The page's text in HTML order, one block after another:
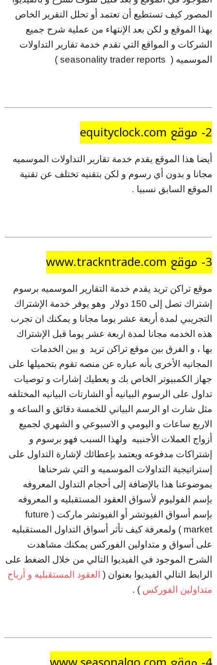
المصور كيف تستطيع أن تعتمد أو تحلل التقرير الخاص
بهذا الموقع و لكن بعد الإنتهاء من عملية شرح جميع
الشركات و المواقع التي تقدم خدمة تقارير التداولات
الموسميه ( seasonality trader reports )
2- موقع equityclock.com
أيضا هذا الموقع يقدم خدمة تقارير التداولات الموسميه
مجانا و بدون أي رسوم و لكن بتقنيه تختلف عن تقنية
الموقع السابق نسبيا .
3- موقع www.trackntrade.com
موقع تراكن تريد يقدم خدمة التقارير الموسميه برسوم
إشتراك تصل إلى 150 دولار وهو يوفر خدمة الإشتراك
التجريبي لمدة أربعة عشر يوما مجانا و يمكنك ان تجرب
هذه الخدمه مجانا لمدة اربعة عشر يوما قبل الإشتراك
بها ، و الفرق بين موقع تراكن تريد و بين الخدمات
المجانيه الأخرى بأنه عباره عن منصه تقوم بتحميلها على
جهاز الكمبيوتر الخاص بك و يعطيك إشارات و توصيات
تداول على الرسوم البيانيه أو الشارتات البيانيه المختلفه
مثل شارت او الرسم البياني للخمسة دقائق و الساعه و
الاربع ساعات و اليومي و الاسبوعي و الشهري لجميع
أزواج العملات الأجنبيه ولهذا السبب فهو برسوم و
إشتراكات مدفوعه ويعتمد بإعطائك لإشارة التداول على
إستراتيجية التداولات الموسميه و التي شرحناها
بموضوعنا هذا بالإضافة إلى أحجام التداول المعروفه
بإسم الفوليوم لأسواق العقود المستقبليه و المعروفه
بإسم أسواق الفيوتشر أو الفيوتشر ماركت ( future
market ) ولمعرفة كيف تأثر أسواق التداول المستقبليه
على أسواق و متداولين الفوركس يمكنك مشاهدت
الشرح الموجود في الفيديوا التالي من خلال الضغط على
الرابط التالي الفيديوا بعنوان ( العقود المستقبليه و أرباح
متداولين الفوركس ) .